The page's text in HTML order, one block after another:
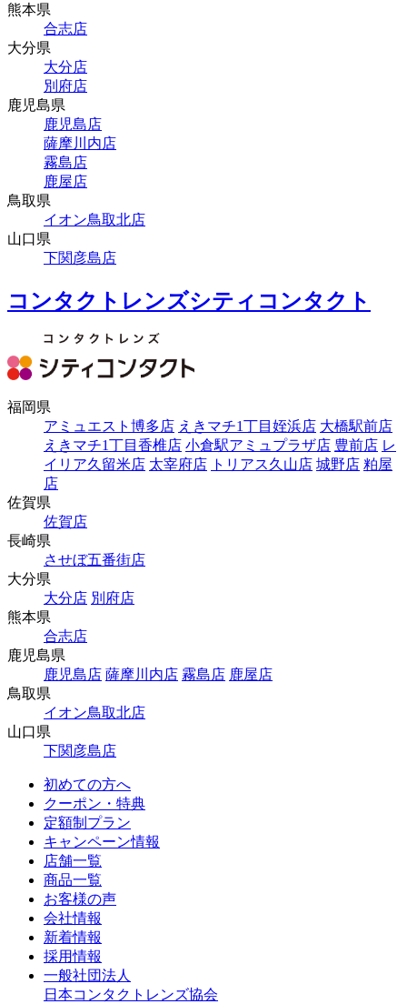
熊本県
合志店
大分県
大分店
別府店
鹿児島県
鹿児島店
薩摩川内店
霧島店
鹿屋店
鳥取県
イオン鳥取北店
山口県
下関彦島店
コンタクトレンズシティコンタクト
福岡県
アミュエスト博多店 えきマチ1丁目姪浜店 大橋駅前店
えきマチ1丁目香椎店 小倉駅アミュプラザ店 豊前店 レ
イリア久留米店 太宰府店 トリアス久山店 城野店 粕屋
店
佐賀県
佐賀店
長崎県
させぼ五番街店
大分県
大分店 別府店
熊本県
合志店
鹿児島県
鹿児島店 薩摩川内店 霧島店 鹿屋店
鳥取県
イオン鳥取北店
山口県
下関彦島店
初めての方へ
クーポン・特典
定額制プラン
キャンペーン情報
店舗一覧
商品一覧
お客様の声
会社情報
新着情報
採用情報
一般社団法人
日本コンタクトレンズ協会